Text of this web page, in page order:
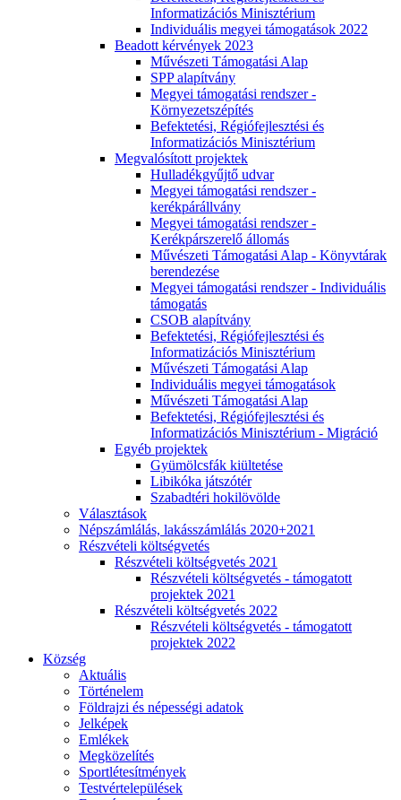
Informatizációs Minisztérium
Individuális megyei támogatások 2022
Beadott kérvények 2023
Művészeti Támogatási Alap
SPP alapítvány
Megyei támogatási rendszer -
Környezetszépítés
Befektetési, Régiófejlesztési és
Informatizációs Minisztérium
Megvalósított projektek
Hulladékgyűjtő udvar
Megyei támogatási rendszer -
kerékpárállvány
Megyei támogatási rendszer -
Kerékpárszerelő állomás
Művészeti Támogatási Alap - Könyvtárak
berendezése
Megyei támogatási rendszer - Individuális
támogatás
CSOB alapítvány
Befektetési, Régiófejlesztési és
Informatizációs Minisztérium
Művészeti Támogatási Alap
Individuális megyei támogatások
Művészeti Támogatási Alap
Befektetési, Régiófejlesztési és
Informatizációs Minisztérium - Migráció
Egyéb projektek
Gyümölcsfák kiültetése
Libikóka játszótér
Szabadtéri hokilövölde
Választások
Népszámlálás, lakásszámlálás 2020+2021
Részvételi költségvetés
Részvételi költségvetés 2021
Részvételi költségvetés - támogatott
projektek 2021
Részvételi költségvetés 2022
Részvételi költségvetés - támogatott
projektek 2022
Község
Aktuális
Történelem
Földrajzi és népességi adatok
Jelképek
Emlékek
Megközelítés
Sportlétesítmények
Testvértelepülések